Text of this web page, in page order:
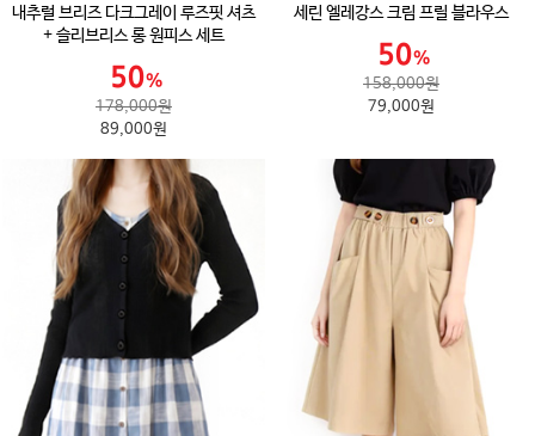
내추럴 브리즈 다크그레이 루즈핏 셔츠
+ 슬리브리스 롱 원피스 세트
178,000원
89,000원
세린 엘레강스 크림 프릴 블라우스
158,000원
79,000원